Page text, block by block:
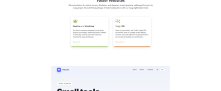
AI·E-commerce·Tech